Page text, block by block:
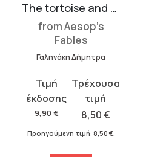
The tortoise and the hare
from Aesop’s
Fables
Γαληνάκη Δήμητρα
9,90 €
Original
price
was:
9,90 €.
8,50€
τρέχουσα
τιμή
είναι:
Προηγούμενη τιμή: 8,50 €.